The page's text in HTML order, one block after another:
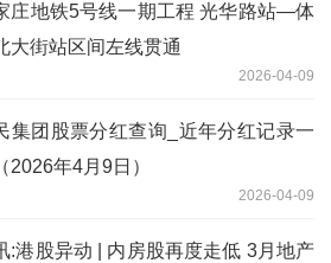
庄地铁5号线一期工程 光华路站—体
大街站区间左线贯通
2026-04-09
集团股票分红查询_近年分红记录一
2026年4月9日）
2026-04-09
:港股异动 | 内房股再度走低 3月地产